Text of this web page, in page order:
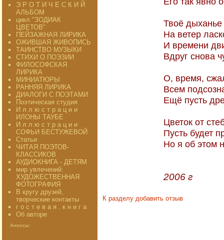
Э Р О Т И Ч Е С К И Й
АЛЬБОМ
цикл "ЗОДИАК
ЦВЕТОВ"
ПЕЙЗАЖНАЯ ЛИРИКА
ОЖИВШАЯ ЖИВОПИСЬ
ТАИНСТВО МУЗЫКИ
СТИХИ О ПОЭЗИИ
ФИЛОСОФСКАЯ
ЛИРИКА
МИНИАТЮРЫ
РАННЯЯ ЛИРИКА
ДИАЛОГИ С ПОЭТАМИ
Поэтическая студия
И л л ю с т р а ц и и
ИЛОНЫ ТАУБЕ
И л л ю с т р а ц и и
СОФЬИ БЕСТУЖЕВОЙ
Статьи
ЧИТАЯ ПОЭТОВ-
КЛАССИКОВ
АУДИОКНИГА - ДЕТЯМ
мир увлечений:
ХУДОЖЕСТВЕННАЯ
ФОТОГРАФИЯ
В кругу друзей,
творческие контакты
г о с т е в а я . к н и г а
Об авторе
Анонсы:
Твоё
На ветер
И времени
Вдруг снова
О, время,
Всем
Ещё пусть
Цветок от
Пусть будет
Но я об этом
2006 г
К разделу добавить отзыв